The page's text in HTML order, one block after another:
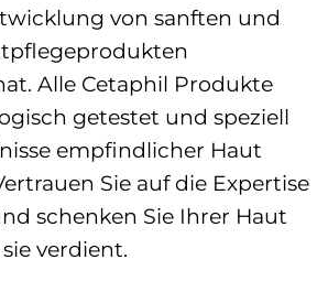
von sanften und
Alle Cetaphil Produkte
getestet und speziell
empfindlicher Haut
Sie auf die Expertise
schenken Sie Ihrer Haut
verdient.